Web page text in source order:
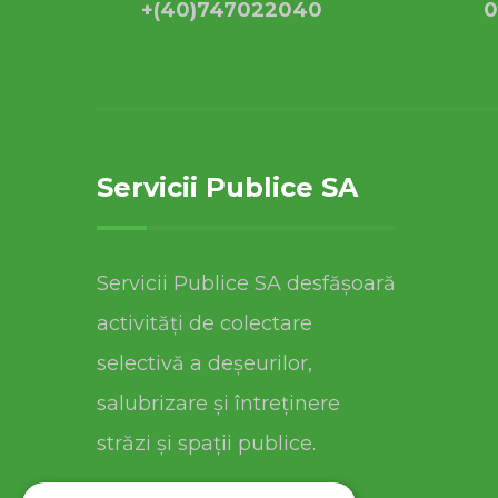
+(40)747022040
Servicii Publice SA
Servicii Publice SA desfășoară
activități de colectare
selectivă a deșeurilor,
salubrizare și întreținere
străzi și spații publice.